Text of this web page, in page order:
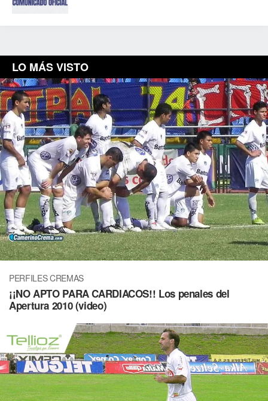
LO MÁS VISTO
PERFILES CREMAS
¡¡NO APTO PARA CARDIACOS!! Los penales del
Apertura 2010 (video)